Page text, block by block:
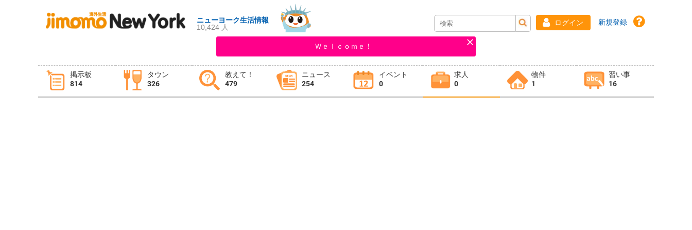
ニューヨーク生活情報
10,424 人
ログイン 新規登録
Ｗｅｌｃｏｍｅ！
掲示板
814
タウン
326
教えて！
479
ニュース
254
イベント
0
求人
0
物件
1
習い事
16
タウン情報